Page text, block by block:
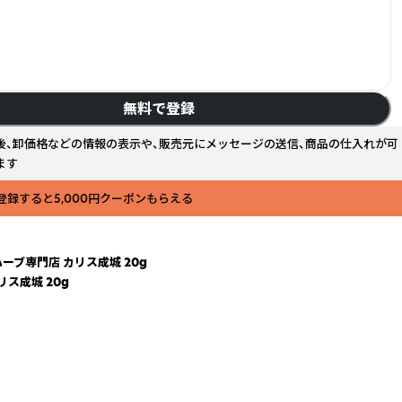
無料で登録
、卸価格などの情報の表示や、販売元にメッセージの送信、商品の仕入れが可
す
登録すると5,000円クーポンもらえる
ブ専門店 カリス成城 20g
ス成城 20g